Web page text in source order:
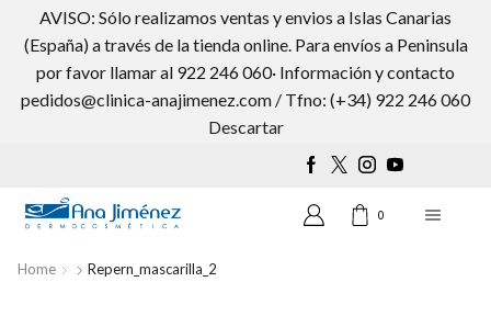
AVISO: Sólo realizamos ventas y envios a Islas Canarias
(España) a través de la tienda online. Para envíos a Peninsula
por favor llamar al 922 246 060· Información y contacto
pedidos@clinica-anajimenez.com / Tfno: (+34) 922 246 060
Descartar
Wishlist 0
0
Home Repern_mascarilla_2